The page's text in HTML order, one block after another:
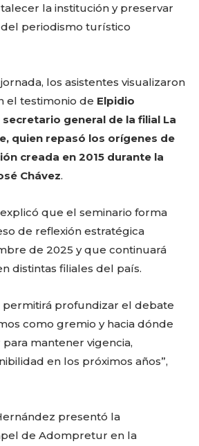
la institución y preservar
periodismo turístico
los asistentes visualizaron
el testimonio de Elpidio
general de la filial La
quien repasó los orígenes de
creada en 2015 durante la
Chávez.
que el seminario forma
de reflexión estratégica
de 2025 y que continuará
distintas filiales del país.
permitirá profundizar el debate
como gremio y hacia dónde
mantener vigencia,
en los próximos años”,
presentó la
de Adompretur en la